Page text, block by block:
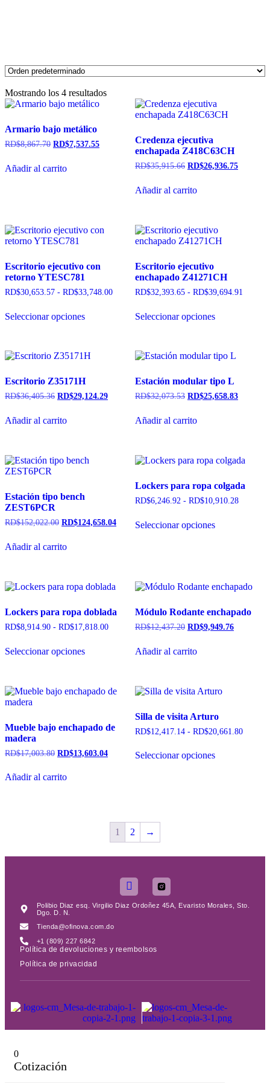
Mostrando los 4 resultados
Armario bajo metálico
RD$8,867.70 RD$7,537.55
Añadir al carrito
Credenza ejecutiva
enchapada Z418C63CH
RD$35,915.66 RD$26,936.75
Añadir al carrito
Escritorio ejecutivo con
retorno YTESC781
RD$30,653.57 - RD$33,748.00
Seleccionar opciones
Escritorio ejecutivo
enchapado Z41271CH
RD$32,393.65 - RD$39,694.91
Seleccionar opciones
Escritorio Z35171H
RD$36,405.36 RD$29,124.29
Añadir al carrito
Estación modular tipo L
RD$32,073.53 RD$25,658.83
Añadir al carrito
Estación tipo bench
ZEST6PCR
RD$152,022.00 RD$124,658.04
Añadir al carrito
Lockers para ropa colgada
RD$6,246.92 - RD$10,910.28
Seleccionar opciones
Lockers para ropa doblada
RD$8,914.90 - RD$17,818.00
Seleccionar opciones
Módulo Rodante enchapado
RD$12,437.20 RD$9,949.76
Añadir al carrito
Mueble bajo enchapado de
madera
RD$17,003.80 RD$13,603.04
Añadir al carrito
Silla de visita Arturo
RD$12,417.14 - RD$20,661.80
Seleccionar opciones
1 2 →
Polibio Diaz esq. Virgilio Diaz Ordoñez 45A, Evaristo Morales, Sto.
Dgo. D. N.
Tienda@ofinova.com.do
+1 (809) 227 6842
Política de devoluciones y reembolsos
Política de privacidad
0
Cotización